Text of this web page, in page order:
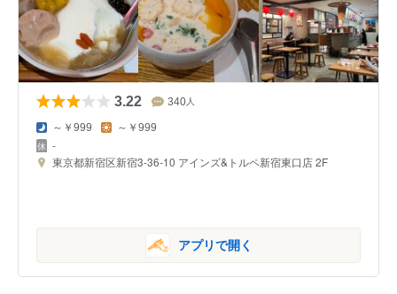
3.22 340 人
～￥999 ～￥999
-
東京都新宿区新宿3-36-10 アインズ&トルペ新宿東口店 2F
アプリで開く